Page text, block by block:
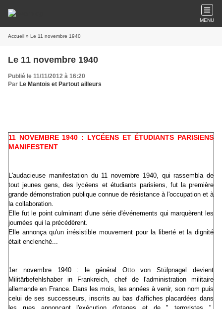
MENU
Accueil » Le 11 novembre 1940
Le 11 novembre 1940
Publié le 11/11/2012 à 16:20
Par Le Mantois et Partout ailleurs
11 NOVEMBRE 1940 : LYCÉENS ET ÉTUDIANTS PARISIENS
MANIFESTENT
L'audacieuse manifestation du 11 novembre 1940, qui rassembla de
tout jeunes gens, des lycéens et étudiants parisiens, fut la première
grande démonstration publique connue de résistance à l'occupation et à
la collaboration.
Elle fut le point culminant d'une série d'événements qui marquèrent les
journées qui la précédèrent.
Elle annonça qu'un irrésistible mouvement pour la liberté et la dignité
était enclenché...
1er novembre 1940 : le général Otto von Stülpnagel devient
Militärbefehlshaber in Frankreich, chef de l'administration militaire
allemande en France. Dans les mois, les années à venir, son nom puis
celui de ses successeurs, inscrits au bas d'affiches placardées dans